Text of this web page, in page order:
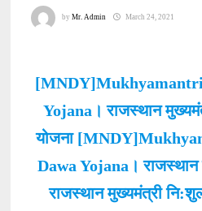
by Mr. Admin March 24, 2021
Yojana। राजस्थान
योजना
Dawa Yojana। राजस्थान
राजस्थान मुख्यमंत्री